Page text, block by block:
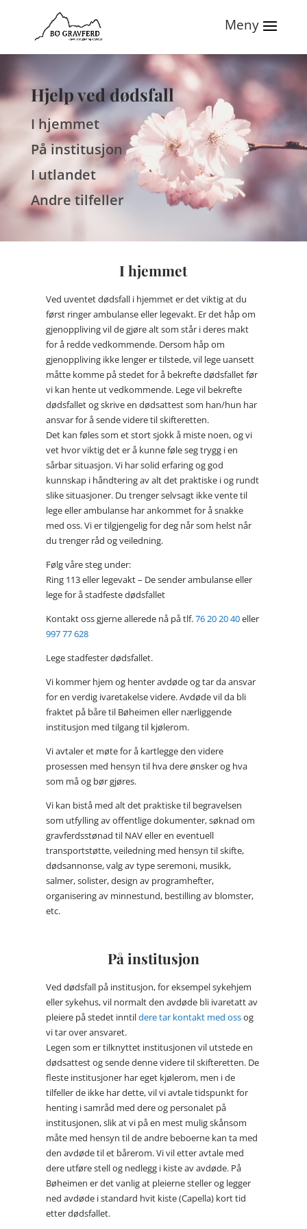
Hjelp ved dødsfall
I hjemmet
På institusjon
I utlandet
Andre tilfeller
I hjemmet
Ved uventet dødsfall i hjemmet er det viktig at du
først ringer ambulanse eller legevakt. Er det håp om
gjenoppliving vil de gjøre alt som står i deres makt
for å redde vedkommende. Dersom håp om
gjenoppliving ikke lenger er tilstede, vil lege uansett
måtte komme på stedet for å bekrefte dødsfallet før
vi kan hente ut vedkommende. Lege vil bekrefte
dødsfallet og skrive en dødsattest som han/hun har
ansvar for å sende videre til skifteretten.
Det kan føles som et stort sjokk å miste noen, og vi
vet hvor viktig det er å kunne føle seg trygg i en
sårbar situasjon. Vi har solid erfaring og god
kunnskap i håndtering av alt det praktiske i og rundt
slike situasjoner. Du trenger selvsagt ikke vente til
lege eller ambulanse har ankommet for å snakke
med oss. Vi er tilgjengelig for deg når som helst når
du trenger råd og veiledning.
Følg våre steg under:
Ring 113 eller legevakt – De sender ambulanse eller
lege for å stadfeste dødsfallet
Kontakt oss gjerne allerede nå på tlf.76 20 20 40eller
997 77 628
Lege stadfester dødsfallet.
Vi kommer hjem og henter avdøde og tar da ansvar
for en verdig ivaretakelse videre. Avdøde vil da bli
fraktet på båre til Bøheimen eller nærliggende
institusjon med tilgang til kjølerom.
Vi avtaler et møte for å kartlegge den videre
prosessen med hensyn til hva dere ønsker og hva
som må og bør gjøres.
Vi kan bistå med alt det praktiske til begravelsen
som utfylling av offentlige dokumenter, søknad om
gravferdsstønad til NAV eller en eventuell
transportstøtte, veiledning med hensyn til skifte,
dødsannonse, valg av type seremoni, musikk,
salmer, solister, design av programhefter,
organisering av minnestund, bestilling av blomster,
etc.
På institusjon
Ved dødsfall på institusjon, for eksempel sykehjem
eller sykehus, vil normalt den avdøde bli ivaretatt av
pleiere på stedet inntildere tar kontakt med ossog
vi tar over ansvaret.
Legen som er tilknyttet institusjonen vil utstede en
dødsattest og sende denne videre til skifteretten. De
fleste institusjoner har eget kjølerom, men i de
tilfeller de ikke har dette, vil vi avtale tidspunkt for
henting i samråd med dere og personalet på
institusjonen, slik at vi på en mest mulig skånsom
måte med hensyn til de andre beboerne kan ta med
den avdøde til et bårerom. Vi vil etter avtale med
dere utføre stell og nedlegg i kiste av avdøde. På
Bøheimen er det vanlig at pleierne steller og legger
ned avdøde i standard hvit kiste (Capella) kort tid
etter dødsfallet.